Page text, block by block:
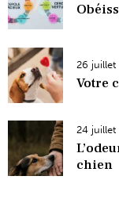
26 juillet
Votre
24 juillet
chien